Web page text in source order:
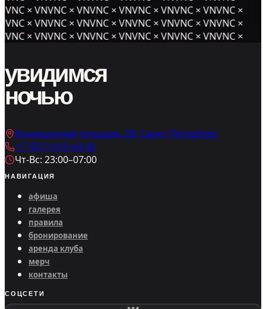
× VNVNC × VNVNC × VNVNC × VNVNC × VNVNC ×
× VNVNC × VNVNC × VNVNC × VNVNC × VNVNC ×
× VNVNC × VNVNC × VNVNC × VNVNC × VNVNC ×
увидимся
ночью
Конюшенная площадь 2В, Санкт-Петербург
+7 (921) 410-44-40
Чт-Вс: 23:00–07:00
НАВИГАЦИЯ
афиша
галерея
правила
бронирование
аренда клуба
мерч
контакты
СОЦСЕТИ